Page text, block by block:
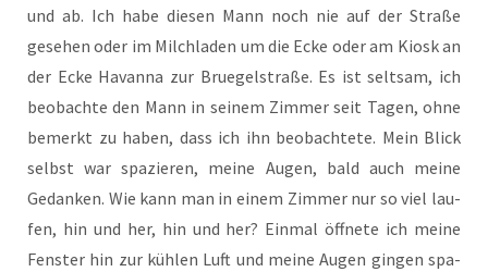
und ab. Ich habe die­sen Mann noch nie auf der Stra­ße
gese­hen oder im Milch­la­den um die Ecke oder am Kiosk an
der Ecke Havan­na zur Brue­gel­stra­ße. Es ist selt­sam, ich
beob­ach­te den Mann in sei­nem Zim­mer seit Tagen, ohne
bemerkt zu haben, dass ich ihn beob­ach­te­te. Mein Blick
selbst war spa­zie­ren, mei­ne Augen, bald auch mei­ne
Gedan­ken. Wie kann man in einem Zim­mer nur so viel lau­
fen, hin und her, hin und her? Ein­mal öff­ne­te ich mei­ne
Fens­ter hin zur küh­len Luft und mei­ne Augen gin­gen spa­